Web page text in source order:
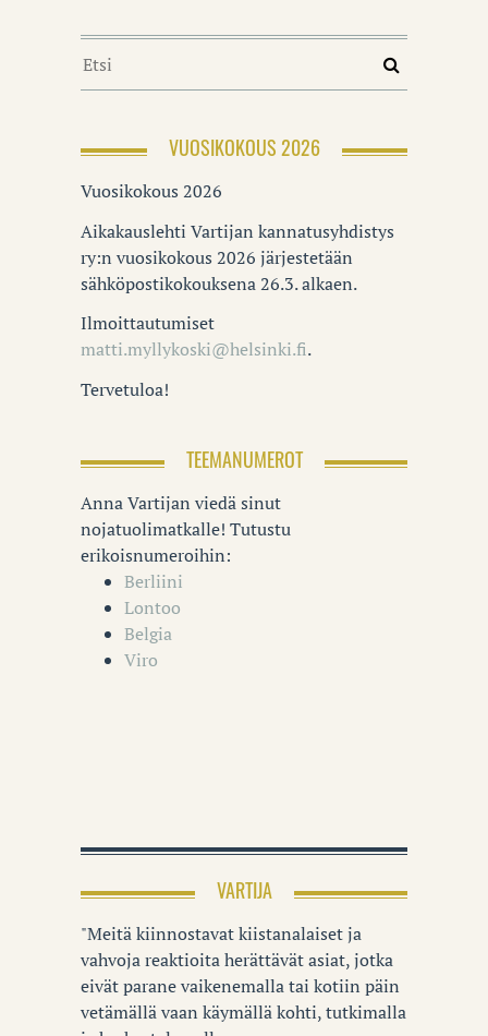
VUOSIKOKOUS 2026
Vuosikokous 2026
Aikakauslehti Vartijan kannatusyhdistys
ry:n vuosikokous 2026 järjestetään
sähköpostikokouksena 26.3. alkaen.
Ilmoittautumiset
matti.myllykoski@helsinki.fi.
Tervetuloa!
TEEMANUMEROT
Anna Vartijan viedä sinut
nojatuolimatkalle! Tutustu
erikoisnumeroihin:
Berliini
Lontoo
Belgia
Viro
VARTIJA
"Meitä kiinnostavat kiistanalaiset ja
vahvoja reaktioita herättävät asiat, jotka
eivät parane vaikenemalla tai kotiin päin
vetämällä vaan käymällä kohti, tutkimalla